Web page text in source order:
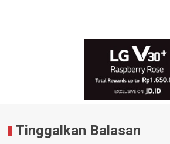
Tinggalkan Balasan